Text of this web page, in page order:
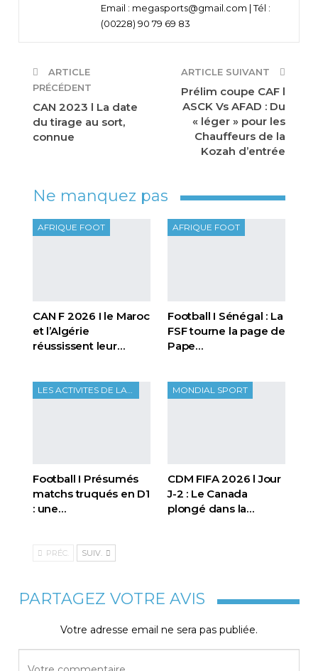
Email : megasports@gmail.com | Tél :
(00228) 90 79 69 83
ARTICLE
PRÉCÉDENT
CAN 2023 l La date
du tirage au sort,
connue
ARTICLE SUIVANT
Prélim coupe CAF l
ASCK Vs AFAD : Du
« léger » pour les
Chauffeurs de la
Kozah d’entrée
Ne manquez pas
AFRIQUE FOOT
CAN F 2026 I le Maroc
et l’Algérie
réussissent leur…
AFRIQUE FOOT
Football I Sénégal : La
FSF tourne la page de
Pape…
Football I Présumés
matchs truqués en D1
: une…
MONDIAL SPORT
CDM FIFA 2026 l Jour
J-2 : Le Canada
plongé dans la…
PRÉC. SUIV.
PARTAGEZ VOTRE AVIS
Votre adresse email ne sera pas publiée.